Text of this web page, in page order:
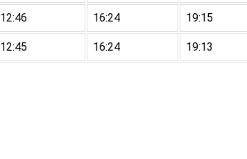
12:46 16:24 19:15
12:45 16:24 19:13